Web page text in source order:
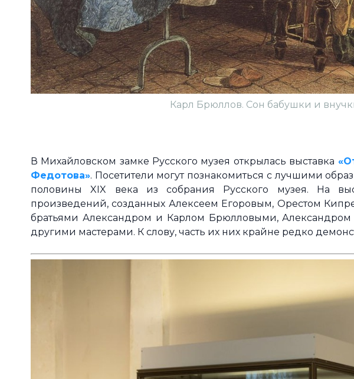
Карл Брюллов. Сон бабушки и
В Михайловском замке Русского музея открылась выставка
Федотова». Посетители могут познакомиться с лучшими
половины XIX века из собрания Русского музея. На
произведений, созданных Алексеем Егоровым, Орестом
братьями Александром и Карлом Брюлловыми,
другими мастерами. К слову, часть их них крайне редко